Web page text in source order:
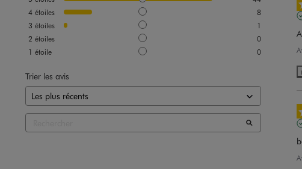
4 étoiles
8
3 étoiles
1
2 étoiles
0
1 étoile 0
Trier les avis